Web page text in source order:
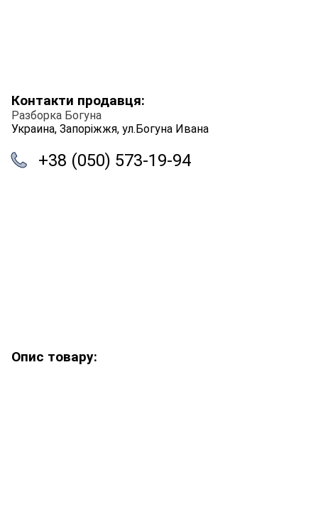
Контакти продавця:
Разборка Богуна
Украина, Запоріжжя, ул.Богуна Ивана
+38 (050) 573-19-94
Опис товару: